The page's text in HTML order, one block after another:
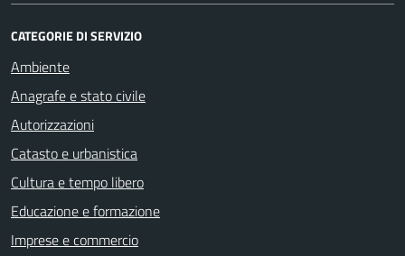
CATEGORIE DI SERVIZIO
Ambiente
Anagrafe e stato civile
Autorizzazioni
Catasto e urbanistica
Cultura e tempo libero
Educazione e formazione
Imprese e commercio